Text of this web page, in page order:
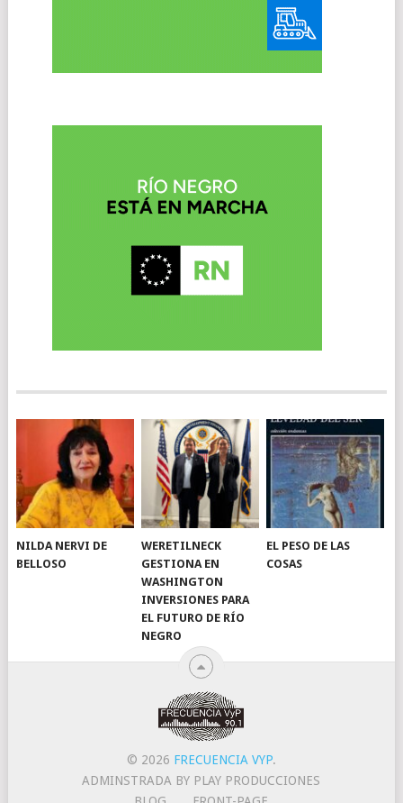
NILDA NERVI DE
BELLOSO
WERETILNECK
GESTIONA EN
WASHINGTON
INVERSIONES PARA
EL FUTURO DE RÍO
NEGRO
EL PESO DE LAS
COSAS
© 2026 FRECUENCIA VYP.
ADMINSTRADA BY PLAY PRODUCCIONES